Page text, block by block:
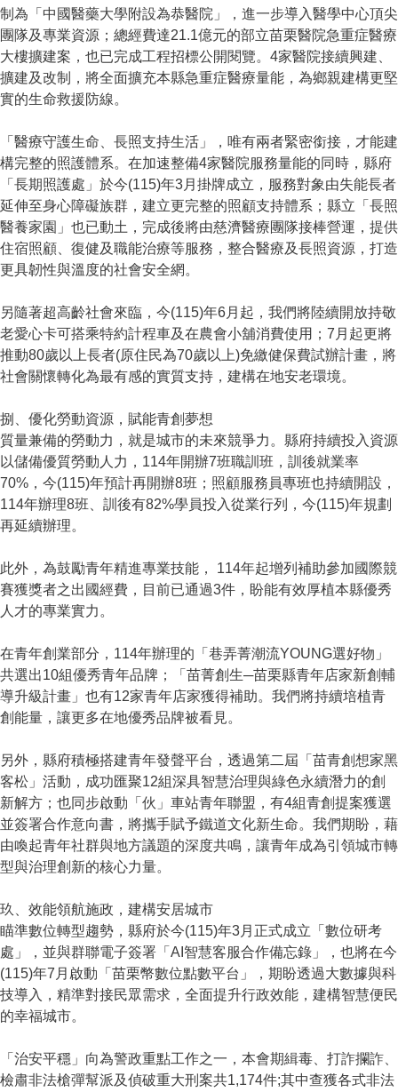
制為「中國醫藥大學附設為恭醫院」，進一步導入醫學中心頂尖
團隊及專業資源；總經費達21.1億元的部立苗栗醫院急重症醫療
大樓擴建案，也已完成工程招標公開閱覽。4家醫院接續興建、
擴建及改制，將全面擴充本縣急重症醫療量能，為鄉親建構更堅
實的生命救援防線。
「醫療守護生命、長照支持生活」，唯有兩者緊密銜接，才能建
構完整的照護體系。在加速整備4家醫院服務量能的同時，縣府
「長期照護處」於今(115)年3月掛牌成立，服務對象由失能長者
延伸至身心障礙族群，建立更完整的照顧支持體系；縣立「長照
醫養家園」也已動土，完成後將由慈濟醫療團隊接棒營運，提供
住宿照顧、復健及職能治療等服務，整合醫療及長照資源，打造
更具韌性與溫度的社會安全網。
另隨著超高齡社會來臨，今(115)年6月起，我們將陸續開放持敬
老愛心卡可搭乘特約計程車及在農會小舖消費使用；7月起更將
推動80歲以上長者(原住民為70歲以上)免繳健保費試辦計畫，將
社會關懷轉化為最有感的實質支持，建構在地安老環境。
捌、優化勞動資源，賦能青創夢想
質量兼備的勞動力，就是城市的未來競爭力。縣府持續投入資源
以儲備優質勞動人力，114年開辦7班職訓班，訓後就業率
70%，今(115)年預計再開辦8班；照顧服務員專班也持續開設，
114年辦理8班、訓後有82%學員投入從業行列，今(115)年規劃
再延續辦理。
此外，為鼓勵青年精進專業技能， 114年起增列補助參加國際競
賽獲獎者之出國經費，目前已通過3件，盼能有效厚植本縣優秀
人才的專業實力。
在青年創業部分，114年辦理的「巷弄菁潮流YOUNG選好物」
共選出10組優秀青年品牌；「苗菁創生─苗栗縣青年店家新創輔
導升級計畫」也有12家青年店家獲得補助。我們將持續培植青
創能量，讓更多在地優秀品牌被看見。
另外，縣府積極搭建青年發聲平台，透過第二屆「苗青創想家黑
客松」活動，成功匯聚12組深具智慧治理與綠色永續潛力的創
新解方；也同步啟動「伙」車站青年聯盟，有4組青創提案獲選
並簽署合作意向書，將攜手賦予鐵道文化新生命。我們期盼，藉
由喚起青年社群與地方議題的深度共鳴，讓青年成為引領城市轉
型與治理創新的核心力量。
玖、效能領航施政，建構安居城市
瞄準數位轉型趨勢，縣府於今(115)年3月正式成立「數位研考
處」，並與群聯電子簽署「AI智慧客服合作備忘錄」，也將在今
(115)年7月啟動「苗栗幣數位點數平台」，期盼透過大數據與科
技導入，精準對接民眾需求，全面提升行政效能，建構智慧便民
的幸福城市。
「治安平穩」向為警政重點工作之一，本會期緝毒、打詐攔詐、
檢肅非法槍彈幫派及偵破重大刑案共1,174件;其中查獲各式非法